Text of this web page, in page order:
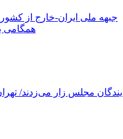
جبهه ملی ایران-خارج از
همگامی
تهران در آتش؛ ۳۰ تیر ۱۳۳۱ میدان